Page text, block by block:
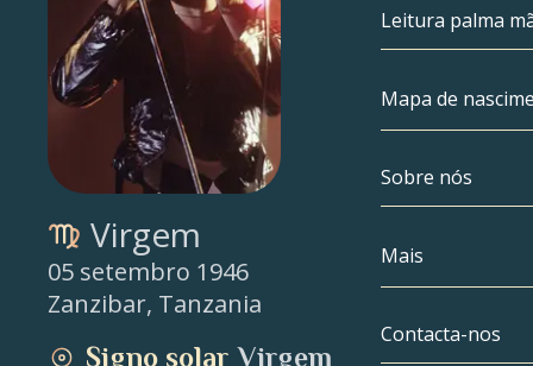
Capricórnio
Peixes
Áries
Touro
Leitura palma
Mapa de
Mapa de
Celebridades
Sobre nós
Mais
Contacta-nos
Virgem
05 setembro 1946
Zanzibar, Tanzania
Signo solar Virgem